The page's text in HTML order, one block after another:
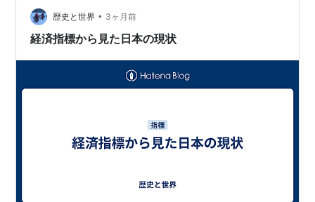
の消費を生み、遊休資源を動員して新たな生産・分配の
仕訳を発生させる連鎖を見たうえで、最後に同じ仕訳が
歴史と世界 • 3ヶ月前
経済指標から見た日本の現状